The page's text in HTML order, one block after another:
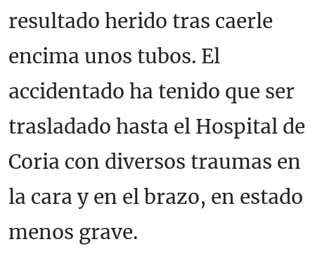
resultado herido tras caerle
encima unos tubos. El
accidentado ha tenido que ser
trasladado hasta el Hospital de
Coria con diversos traumas en
la cara y en el brazo, en estado
menos grave.